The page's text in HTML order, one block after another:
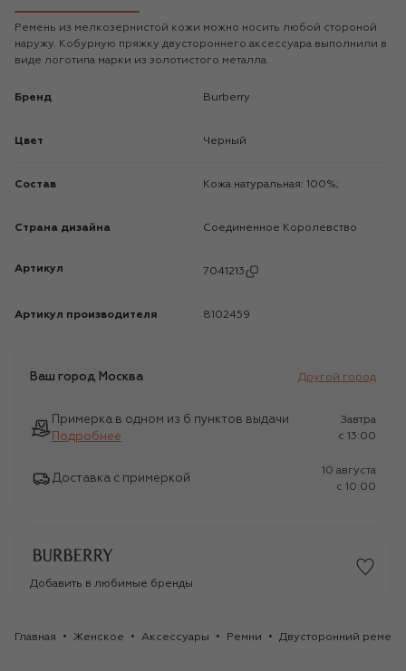
Ремень из мелкозернистой кожи можно носить любой стороной
наружу. Кобурную пряжку двустороннего аксессуара выполнили в
виде логотипа марки из золотистого металла.
Бренд Burberry
Цвет Черный
Состав Кожа натуральная: 100%;
Страна дизайна Соединенное Королевство
Артикул 7041213
Артикул производителя 8102459
Ваш город Москва Другой город
Примерка в одном из 6 пунктов выдачи
Подробнее
Завтра
c 13:00
Доставка с примеркой
10 августа
c 10:00
Добавить в любимые бренды
Главная Женское Аксессуары Ремни Двусторонний